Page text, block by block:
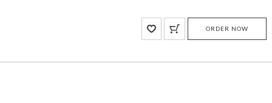
ORDER NOW